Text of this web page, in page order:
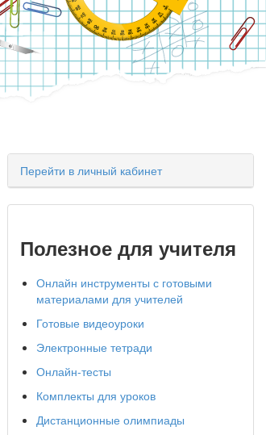
Перейти в личный кабинет
Полезное для учителя
Онлайн инструменты с готовыми
материалами для учителей
Готовые видеоуроки
Электронные тетради
Онлайн-тесты
Комплекты для уроков
Дистанционные олимпиады